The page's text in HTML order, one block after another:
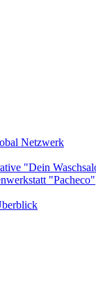
Netzwerk
"Dein
"Pacheco"